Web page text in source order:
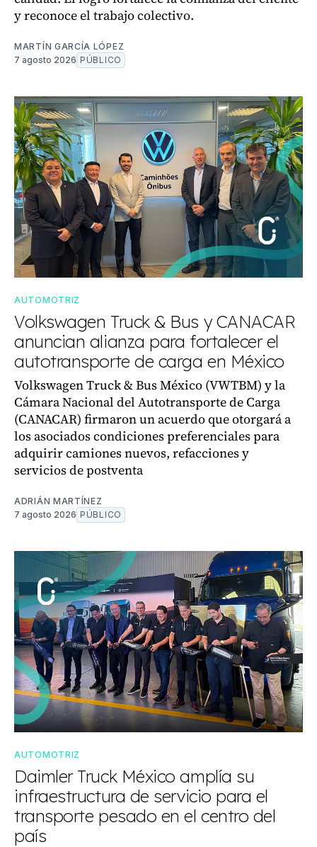
y reconoce el trabajo colectivo.
MARTÍN GARCÍA LÓPEZ
7 agosto 2026 PÚBLICO
AUTOMOTRIZ
Volkswagen Truck & Bus y CANACAR
anuncian alianza para fortalecer el
autotransporte de carga en México
Volkswagen Truck & Bus México (VWTBM) y la
Cámara Nacional del Autotransporte de Carga
(CANACAR) firmaron un acuerdo que otorgará a
los asociados condiciones preferenciales para
adquirir camiones nuevos, refacciones y
servicios de postventa
ADRIÁN MARTÍNEZ
7 agosto 2026 PÚBLICO
AUTOMOTRIZ
Daimler Truck México amplía su
infraestructura de servicio para el
transporte pesado en el centro del
país